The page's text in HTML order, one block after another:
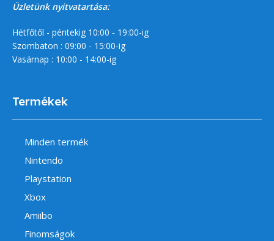
Üzletünk nyitvatartása:
Hétfőtől - péntekig 10:00 - 19:00-ig
Szombaton : 09:00 - 15:00-ig
Vasárnap : 10:00 - 14:00-ig
Termékek
Minden termék
Nintendo
Playstation
Xbox
Amiibo
Finomságok